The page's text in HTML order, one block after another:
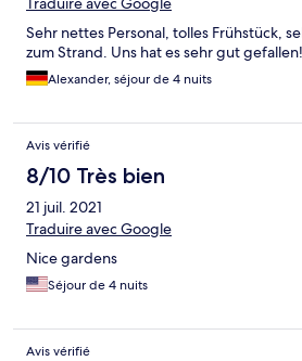
Sehr nettes Personal, tolles Frühstück,
zum Strand. Uns hat es sehr gut gefallen!
Alexander, séjour de 4 nuits
Avis vérifié
8/10 Très bien
21 juil. 2021
Traduire avec Google
Nice gardens
Séjour de 4 nuits
Avis vérifié